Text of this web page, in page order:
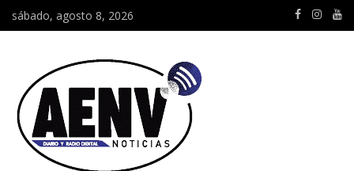
sábado, agosto 8, 2026